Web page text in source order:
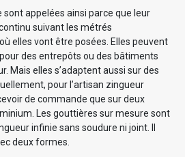
appelées ainsi parce que leur
suivant les métrés
elles vont être posées. Elles peuvent
des entrepôts ou des bâtiments
Mais elles s’adaptent aussi sur des
pour l’artisan zingueur
de commande que sur deux
Les gouttières sur mesure sont
infinie sans soudure ni joint. Il
deux formes.